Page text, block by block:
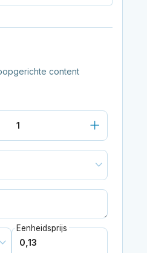
content
Eenheidsprijs